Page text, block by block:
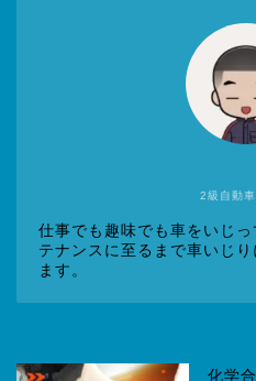
2級自動
仕事でも趣味でも車をいじ
テナンスに至るまで車いじ
ます。
化学